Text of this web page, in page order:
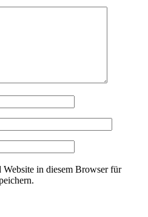
in diesem Browser für